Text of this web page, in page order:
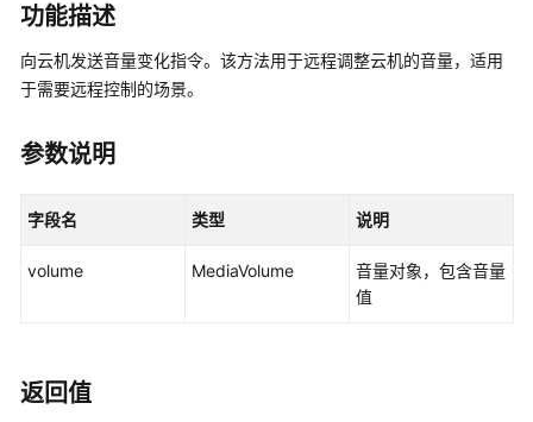
绍
计
费
明
速
门
指
南
功能描述
向云机发送音量变化指令。该方法用于远程调整云机的音量，适用
于需要远程控制的场景。
参数说明
字段名 类型 说明
volume MediaVolume
音量对象，包含音量
值
返回值